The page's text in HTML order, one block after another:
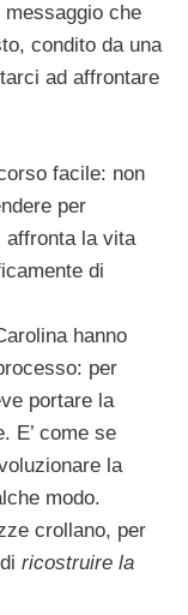
che
condito da una
ad affrontare
facile: non
per
affronta la vita
di
hanno
per
portare la
E’ come se
la
modo.
crollano, per
ricostruire la